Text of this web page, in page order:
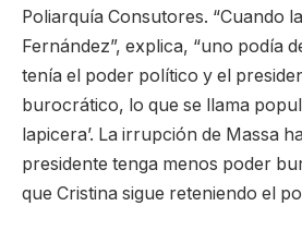
Poliarquía Consutores. “Cuando
Fernández”, explica, “uno podía
tenía el poder político y el
burocrático, lo que se llama
lapicera’. La irrupción de Massa
presidente tenga menos poder
que Cristina sigue reteniendo el